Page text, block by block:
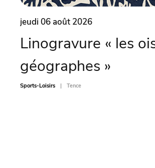
jeudi 06 août 2026
Linogravure « les
géographes »
Sports-Loisirs Tence